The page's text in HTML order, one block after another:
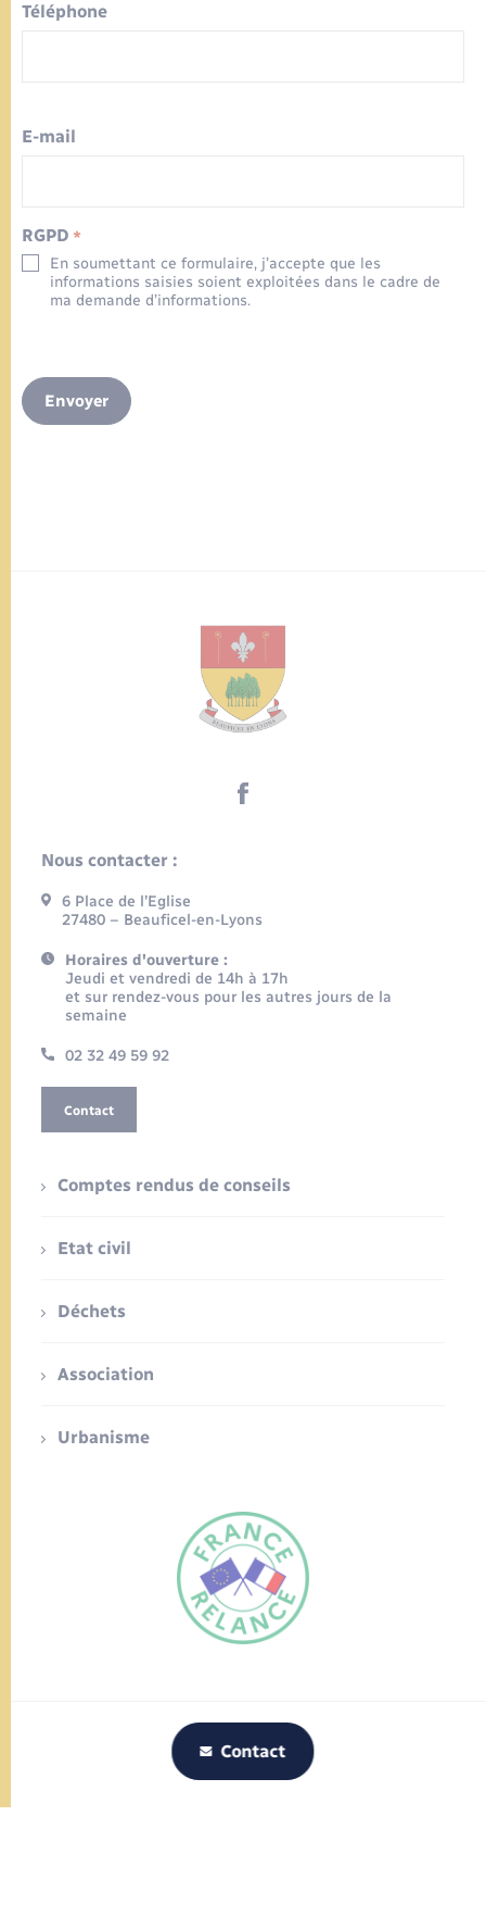
FR
Téléphone
E-mail
RGPD *
En soumettant ce formulaire, j’accepte que les
informations saisies soient exploitées dans le cadre de
ma demande d’informations.
Envoyer
Contact
Nous contacter :
6 Place de l’Eglise
27480 – Beauficel-en-Lyons
Horaires d'ouverture :
Jeudi et vendredi de 14h à 17h
et sur rendez-vous pour les autres jours de la
semaine
02 32 49 59 92
Contact
Comptes rendus de conseils
Etat civil
Déchets
Association
Urbanisme